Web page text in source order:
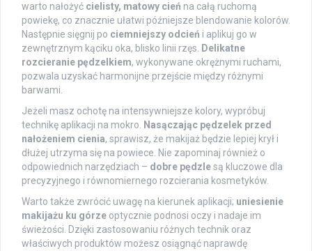
warto nałożyć cielisty, matowy cień na całą ruchomą
powiekę, co znacznie ułatwi późniejsze blendowanie kolorów.
Następnie sięgnij po ciemniejszy odcień i aplikuj go w
zewnętrznym kąciku oka, blisko linii rzęs. Delikatne
rozcieranie pędzelkiem, wykonywane okrężnymi ruchami,
pozwala uzyskać harmonijne przejście między różnymi
barwami.
Jeżeli masz ochotę na intensywniejsze kolory, wypróbuj
technikę aplikacji na mokro. Nasączając pędzelek przed
nałożeniem cienia, sprawisz, że makijaż będzie lepiej krył i
dłużej utrzyma się na powiece. Nie zapominaj również o
odpowiednich narzędziach – dobre pędzlesą kluczowe dla
precyzyjnego i równomiernego rozcierania kosmetyków.
Warto także zwrócić uwagę na kierunek aplikacji; uniesienie
makijażu ku górze optycznie podnosi oczy i nadaje im
świeżości. Dzięki zastosowaniu różnych technik oraz
właściwych produktów możesz osiągnąć naprawdę